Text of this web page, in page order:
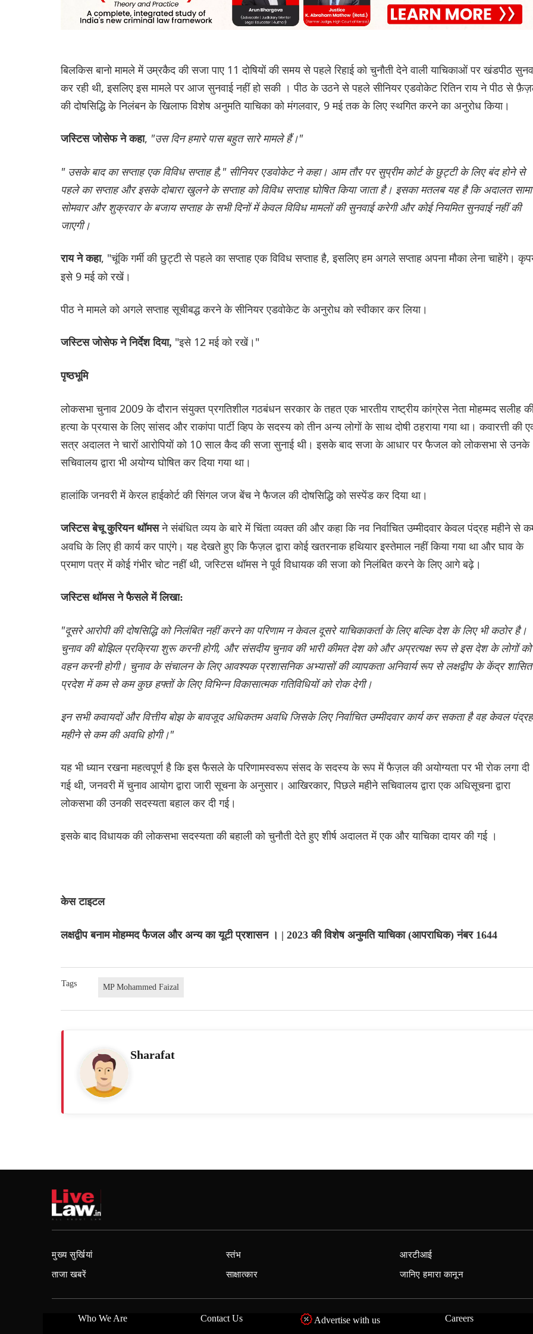
बिलकिस बानो मामले में उम्रकैद की सजा पाए 11 दोषियों की समय से पहले रिहाई को चुनौती देने वाली याचिकाओं पर खंडपीठ
कर रही थी, इसलिए इस मामले पर आज सुनवाई नहीं हो सकी । पीठ के उठने से पहले सीनियर एडवोकेट रितिन राय ने पीठ से
की दोषसिद्धि के निलंबन के खिलाफ विशेष अनुमति याचिका को मंगलवार, 9 मई तक के लिए स्थगित करने का अनुरोध किया।
जस्टिस जोसेफ ने कहा, "उस दिन हमारे पास बहुत सारे मामले हैं।"
" उसके बाद का सप्ताह एक विविध सप्ताह है," सीनियर एडवोकेट ने कहा। आम तौर पर सुप्रीम कोर्ट के छुट्टी के लिए बंद होने से
पहले का सप्ताह और इसके दोबारा खुलने के सप्ताह को विविध सप्ताह घोषित किया जाता है। इसका मतलब यह है कि अदालत
सोमवार और शुक्रवार के बजाय सप्ताह के सभी दिनों में केवल विविध मामलों की सुनवाई करेगी और कोई नियमित सुनवाई नहीं की
जाएगी।
राय ने कहा, "चूंकि गर्मी की छुट्टी से पहले का सप्ताह एक विविध सप्ताह है, इसलिए हम अगले सप्ताह अपना मौका लेना चाहेंगे।
इसे 9 मई को रखें।
पीठ ने मामले को अगले सप्ताह सूचीबद्ध करने के सीनियर एडवोकेट के अनुरोध को स्वीकार कर लिया।
जस्टिस जोसेफ ने निर्देश दिया, "इसे 12 मई को रखें।"
पृष्ठभूमि
लोकसभा चुनाव 2009 के दौरान संयुक्त प्रगतिशील गठबंधन सरकार के तहत एक भारतीय राष्ट्रीय कांग्रेस नेता मोहम्मद सलीह
हत्या के प्रयास के लिए सांसद और राकांपा पार्टी व्हिप के सदस्य को तीन अन्य लोगों के साथ दोषी ठहराया गया था। कवारत्ती की
सत्र अदालत ने चारों आरोपियों को 10 साल कैद की सजा सुनाई थी। इसके बाद सजा के आधार पर फैजल को लोकसभा से उनके
सचिवालय द्वारा भी अयोग्य घोषित कर दिया गया था।
हालांकि जनवरी में केरल हाईकोर्ट की सिंगल जज बेंच ने फैजल की दोषसिद्धि को सस्पेंड कर दिया था।
जस्टिस बेचू कुरियन थॉमसने संबंधित व्यय के बारे में चिंता व्यक्त की और कहा कि नव निर्वाचित उम्मीदवार केवल पंद्रह महीने से
अवधि के लिए ही कार्य कर पाएंगे। यह देखते हुए कि फैज़ल द्वारा कोई खतरनाक हथियार इस्तेमाल नहीं किया गया था और घाव के
प्रमाण पत्र में कोई गंभीर चोट नहीं थी, जस्टिस थॉमस ने पूर्व विधायक की सजा को निलंबित करने के लिए आगे बढ़े।
जस्टिस थॉमस ने फैसले में लिखा:
"दूसरे आरोपी की दोषसिद्धि को निलंबित नहीं करने का परिणाम न केवल दूसरे याचिकाकर्ता के लिए बल्कि देश के लिए भी कठोर है।
चुनाव की बोझिल प्रक्रिया शुरू करनी होगी, और संसदीय चुनाव की भारी कीमत देश को और अप्रत्यक्ष रूप से इस देश के लोगों को
वहन करनी होगी। चुनाव के संचालन के लिए आवश्यक प्रशासनिक अभ्यासों की व्यापकता अनिवार्य रूप से लक्षद्वीप के केंद्र शासित
प्रदेश में कम से कम कुछ हफ्तों के लिए विभिन्न विकासात्मक गतिविधियों को रोक देगी।
इन सभी कवायदों और वित्तीय बोझ के बावजूद अधिकतम अवधि जिसके लिए निर्वाचित उम्मीदवार कार्य कर सकता है वह केवल पंद्रह
महीने से कम की अवधि होगी।"
यह भी ध्यान रखना महत्वपूर्ण है कि इस फैसले के परिणामस्वरूप संसद के सदस्य के रूप में फैज़ल की अयोग्यता पर भी रोक लगा दी
गई थी, जनवरी में चुनाव आयोग द्वारा जारी सूचना के अनुसार। आखिरकार, पिछले महीने सचिवालय द्वारा एक अधिसूचना द्वारा
लोकसभा की उनकी सदस्यता बहाल कर दी गई।
इसके बाद विधायक की लोकसभा सदस्यता की बहाली को चुनौती देते हुए शीर्ष अदालत में एक और याचिका दायर की गई ।
केस टाइटल
लक्षद्वीप बनाम मोहम्मद फैजल और अन्य का यूटी प्रशासन । | 2023 की विशेष अनुमति याचिका (आपराधिक) नंबर 1644
Tags MP Mohammed Faizal
Sharafat
मुख्य सुर्खियां
ताजा खबरें
स्तंभ
साक्षात्कार
आरटीआई
जानिए हमारा कानून
Who We Are Contact Us Advertise with us Careers